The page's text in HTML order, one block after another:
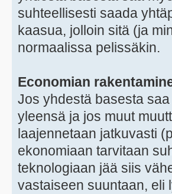
suhteellisesti saada
kaasua, jolloin sitä (ja
normaalissa pelissäkin.
Economian
Jos yhdestä basesta
yleensä ja jos muut
laajennetaan jatkuvasti
ekonomiaan tarvitaan
teknologiaan jää siis
vastaiseen suuntaan, eli